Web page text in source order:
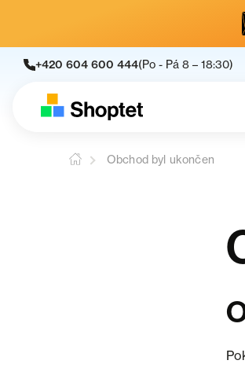
+420 604 600 444(Po - Pá 8 – 18:30)
Obchod byl ukončen